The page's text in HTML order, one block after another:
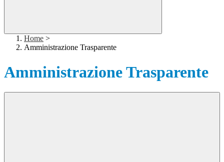
Home >
Amministrazione Trasparente
Amministrazione Trasparente